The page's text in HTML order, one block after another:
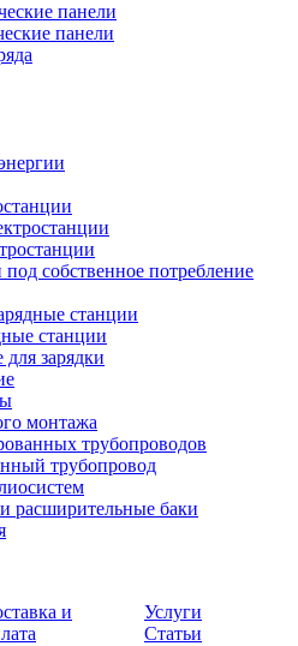
панели
панели
собственное потребление
станции
станции
зарядки
монтажа
трубопроводов
трубопровод
расширительные баки
и
Услуги
Статьи